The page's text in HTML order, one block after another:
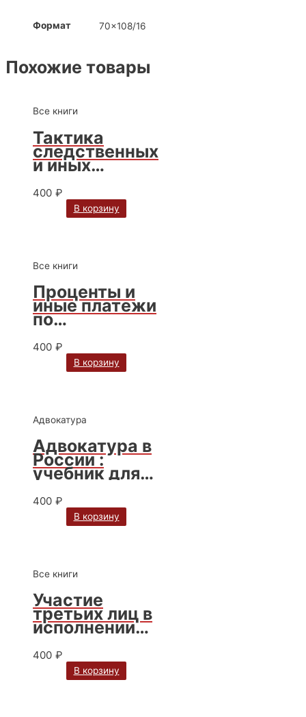
Формат 70×108/16
Похожие товары
Все книги
Тактика
следственных
и иных
процессуальн
ых действий :
практическое
пособие в
автор С.Н.
Чурилов
400 ₽
В корзину
Все книги
Проценты и
иные платежи
по
кредитному
договору:
монография /
И.Е. Михеева
400 ₽
В корзину
Адвокатура
Адвокатура в
России :
учебник для
вузов / под
ред. д.ю.н.,
проф. В.И.
Сергеева. —
доп.
400 ₽
В корзину
Все книги
Участие
третьих лиц в
исполнении
гражданско-
правового
обязательств
400 ₽
В корзину